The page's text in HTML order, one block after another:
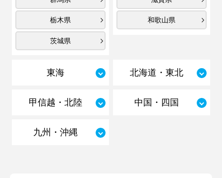
栃木県
茨城県
和歌山県
東海 北海道・東北
甲信越・北陸 中国・四国
九州・沖縄